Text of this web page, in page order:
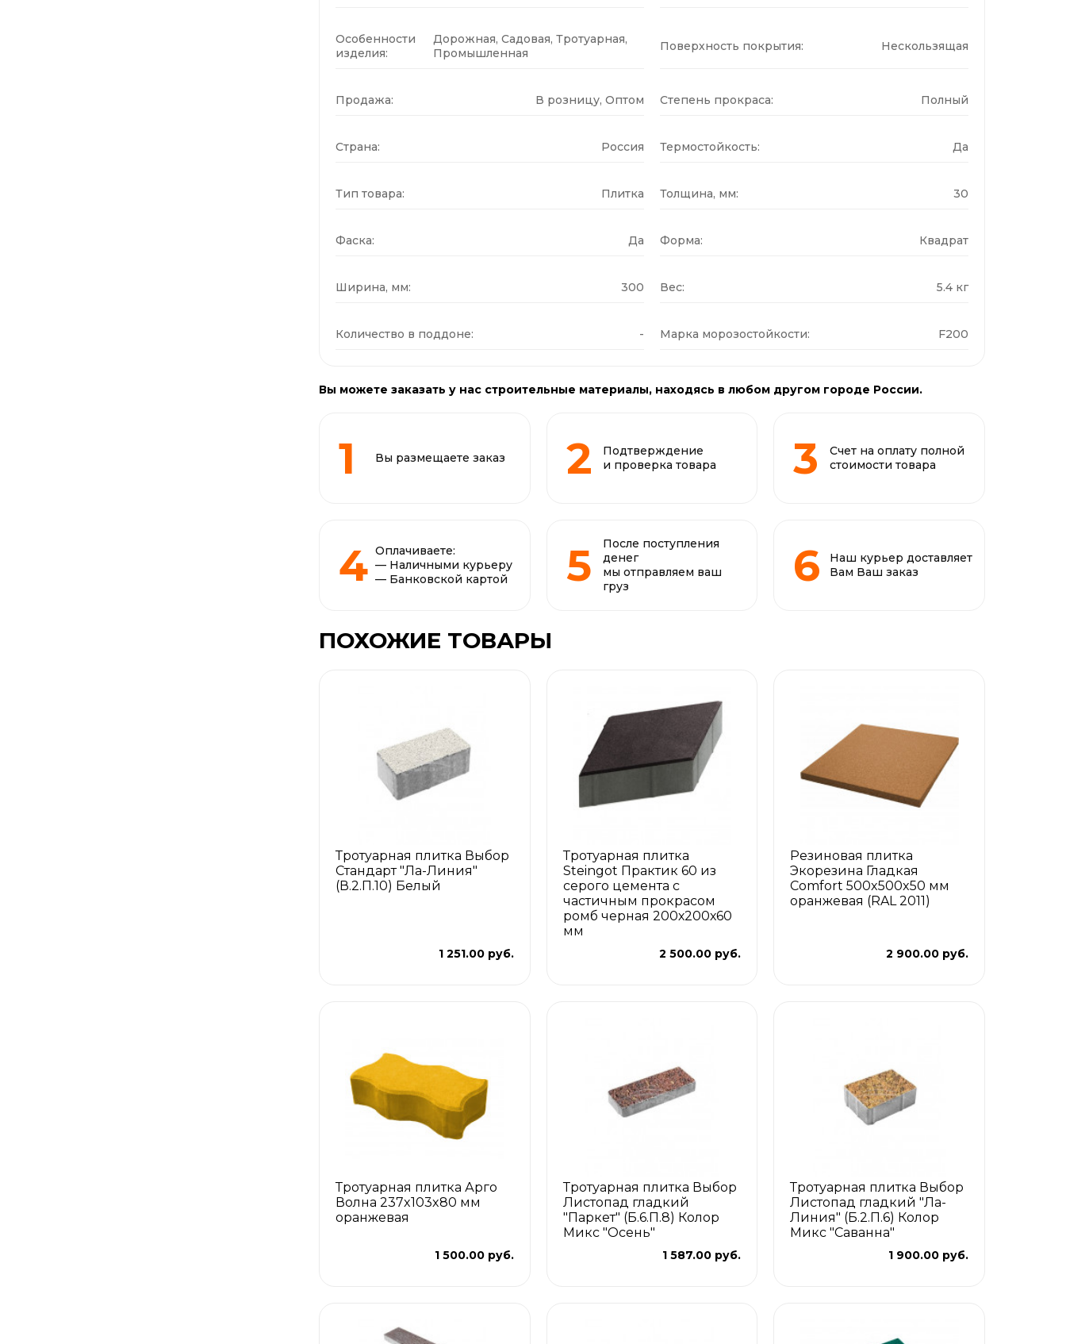
Особенности
изделия:
Дорожная, Садовая, Тротуарная,
Промышленная
Поверхность покрытия: Нескользящая
Продажа: В розницу, Оптом Степень прокраса: Полный
Страна: Россия Термостойкость: Да
Тип товара: Плитка Толщина, мм: 30
Фаска: Да Форма: Квадрат
Ширина, мм: 300 Вес: 5.4 кг
Количество в поддоне: - Марка морозостойкости: F200
Вы можете заказать у нас строительные материалы, находясь в любом другом городе России.
Вы размещаете заказ
Подтверждение
и проверка товара
Счет на оплату полной
стоимости товара
Оплачиваете:
— Наличными курьеру
— Банковской картой
После поступления
денег
мы отправляем ваш
груз
Наш курьер доставляет
Вам Ваш заказ
ПОХОЖИЕ ТОВАРЫ
Тротуарная плитка Выбор
Стандарт "Ла-Линия"
(В.2.П.10) Белый
1 251.00 руб.
Тротуарная плитка
Steingot Практик 60 из
серого цемента с
частичным прокрасом
ромб черная 200х200х60
мм
2 500.00 руб.
Резиновая плитка
Экорезина Гладкая
Comfort 500x500x50 мм
оранжевая (RAL 2011)
2 900.00 руб.
Тротуарная плитка Арго
Волна 237x103x80 мм
оранжевая
1 500.00 руб.
Тротуарная плитка Выбор
Листопад гладкий
"Паркет" (Б.6.П.8) Колор
Микс "Осень"
1 587.00 руб.
Тротуарная плитка Выбор
Листопад гладкий "Ла-
Линия" (Б.2.П.6) Колор
Микс "Саванна"
1 900.00 руб.